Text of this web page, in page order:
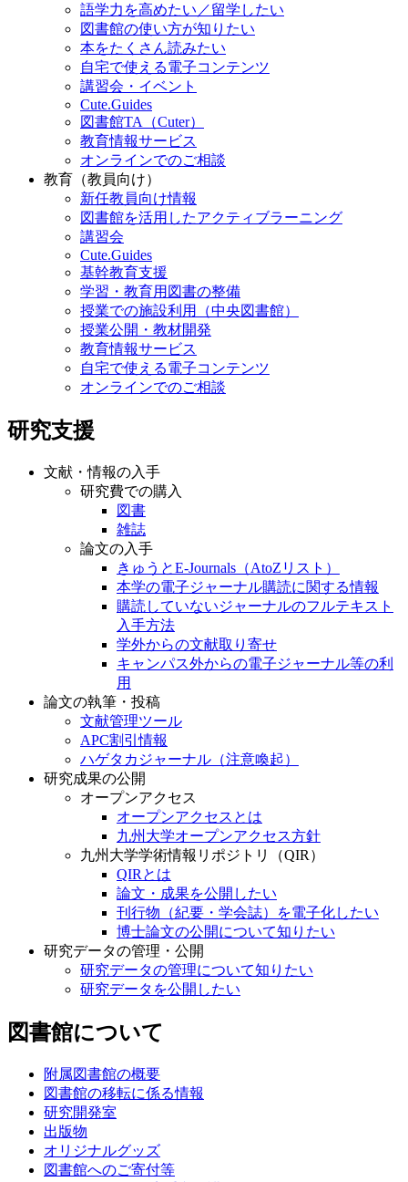
語学力を高めたい／留学したい
図書館の使い方が知りたい
本をたくさん読みたい
自宅で使える電子コンテンツ
講習会・イベント
Cute.Guides
図書館TA（Cuter）
教育情報サービス
オンラインでのご相談
教育（教員向け）
新任教員向け情報
図書館を活用したアクティブラーニング
講習会
Cute.Guides
基幹教育支援
学習・教育用図書の整備
授業での施設利用（中央図書館）
授業公開・教材開発
教育情報サービス
自宅で使える電子コンテンツ
オンラインでのご相談
研究支援
文献・情報の入手
研究費での購入
図書
雑誌
論文の入手
きゅうとE-Journals（AtoZリスト）
本学の電子ジャーナル購読に関する情報
購読していないジャーナルのフルテキスト
入手方法
学外からの文献取り寄せ
キャンパス外からの電子ジャーナル等の利
用
論文の執筆・投稿
文献管理ツール
APC割引情報
ハゲタカジャーナル（注意喚起）
研究成果の公開
オープンアクセス
オープンアクセスとは
九州大学オープンアクセス方針
九州大学学術情報リポジトリ（QIR）
QIRとは
論文・成果を公開したい
刊行物（紀要・学会誌）を電子化したい
博士論文の公開について知りたい
研究データの管理・公開
研究データの管理について知りたい
研究データを公開したい
図書館について
附属図書館の概要
図書館の移転に係る情報
研究開発室
出版物
オリジナルグッズ
図書館へのご寄付等